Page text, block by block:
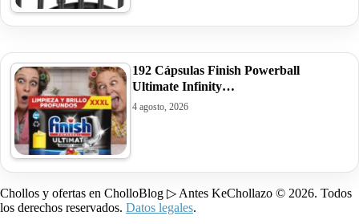
192 Cápsulas Finish Powerball
Ultimate Infinity…
4 agosto, 2026
Chollos y ofertas en CholloBlog ▷ Antes KeChollazo © 2026. Todos
los derechos reservados. Datos legales.